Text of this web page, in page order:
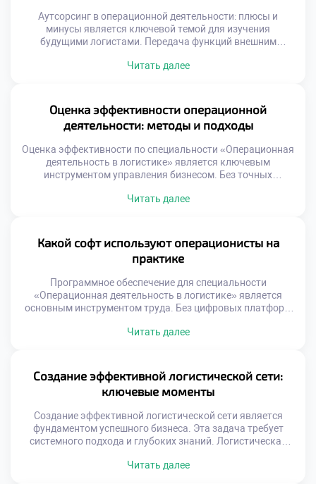
Аутсорсинг в операционной деятельности: плюсы и
минусы является ключевой темой для изучения
будущими логистами. Передача функций внешним
стратегическое решение требует глубокого анализа и
оценивать целесообразность аутсорсинга отличает
квалифицированного специалиста. Логистические
компании активно используют внешние ресурсы для
Читать далее
Оценка эффективности операционной
деятельности: методы и подходы
Оценка эффективности по специальности «Операционная
деятельность в логистике» является ключевым
инструментом управления бизнесом. Без точных
предприятии. Грамотный анализ данных превращает
производство. Теоретическое понимание показателей
формирует аналитический склад ума. Работодатели ждут
от выпускников умения читать цифры […]
Читать далее
Какой софт используют операционисты на
практике
Программное обеспечение для специальности
«Операционная деятельность в логистике» является
основным инструментом труда. Без цифровых платформ
невозможно представить. Специалист проводит за
выше теоретических знаний. Технологии определяют
скорость и качество ежедневных операций. Рынок
логистического ПО отличается огромным разнообразием
решений. От простых таблиц […]
Читать далее
Создание эффективной логистической сети:
ключевые моменты
Создание эффективной логистической сети является
фундаментом успешного бизнеса. Эта задача требует
системного подхода и глубоких знаний. Логистическая
потребителями товаров. От её качества зависит скорость
Читать далее